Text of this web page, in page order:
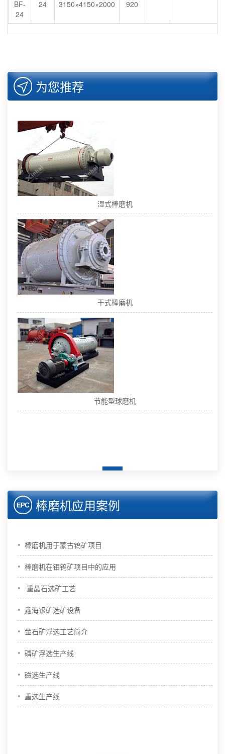
BF-
24
24 3150×4150×2000 920
为您推荐
湿式棒磨机
干式棒磨机
节能型球磨机
棒磨机应用案例
• 棒磨机用于蒙古钨矿项目
• 棒磨机在钼钨矿项目中的应用
• 重晶石选矿工艺
• 鑫海银矿选矿设备
• 萤石矿浮选工艺简介
• 磷矿浮选生产线
• 磁选生产线
• 重选生产线